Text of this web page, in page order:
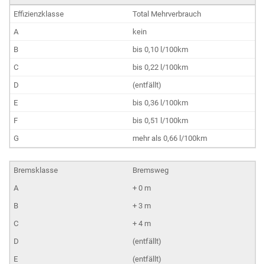
Total Mehrverbrauch
kein
bis 0,10 l/100km
bis 0,22 l/100km
(entfällt)
bis 0,36 l/100km
bis 0,51 l/100km
mehr als 0,66 l/100km
Bremsweg
+ 0 m
+ 3 m
+ 4 m
(entfällt)
(entfällt)